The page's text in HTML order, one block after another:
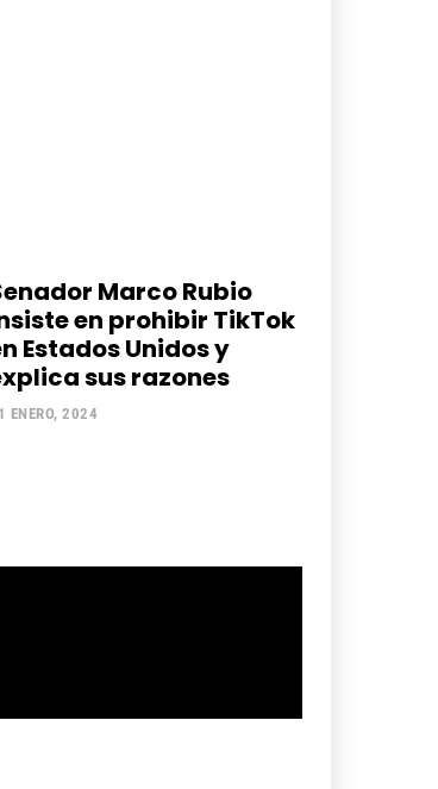
Marco Rubio
en prohibir TikTok
Estados Unidos y
sus razones
ENERO, 2024